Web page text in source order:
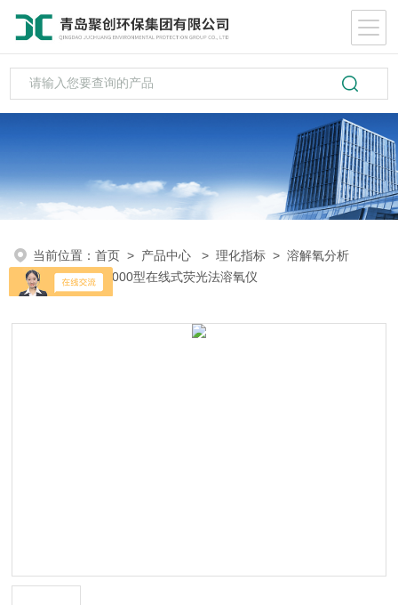
当前位置：首页 > 产品中心 >理化指标 >溶解氧分析
仪
> JC-DO6000型在线式荧光法溶氧仪